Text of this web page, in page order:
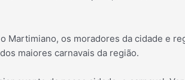
Martimiano, os moradores da cidade e
maiores carnavais da região.